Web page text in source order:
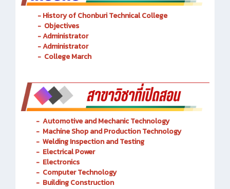
- History of Chonburi Technical College
- Objectives
- Administrator
- Administrator
- Automotive and MechanicTechnology
- Machine Shop and Production Technology
- Welding Inspection and Testing
- Electrical Power
- Electronics
- Computer Technology